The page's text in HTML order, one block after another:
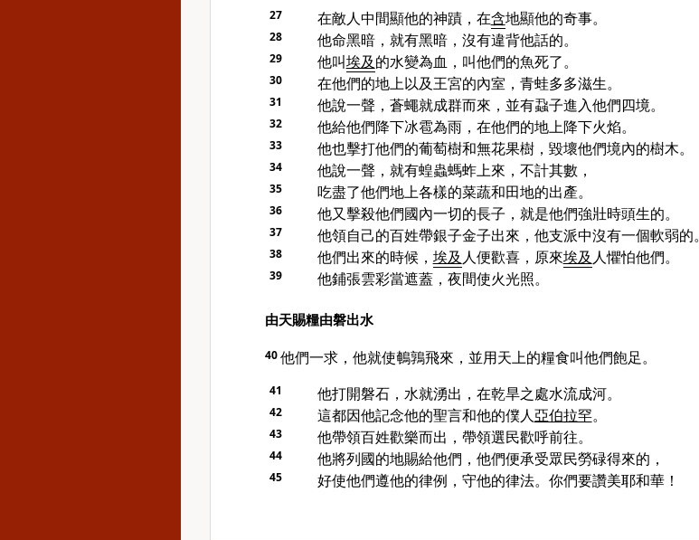
27 在敵人中間顯他的神蹟，在含地顯他的奇事。
28 他命黑暗，就有黑暗，沒有違背他話的。
29 他叫埃及的水變為血，叫他們的魚死了。
30 在他們的地上以及王宮的內室，青蛙多多滋生。
31 他說一聲，蒼蠅就成群而來，並有蝨子進入他們四境。
32 他給他們降下冰雹為雨，在他們的地上降下火焰。
33 他也擊打他們的葡萄樹和無花果樹，毀壞他們境內的樹木。
34 他說一聲，就有蝗蟲螞蚱上來，不計其數，
35 吃盡了他們地上各樣的菜蔬和田地的出產。
36 他又擊殺他們國內一切的長子，就是他們強壯時頭生的。
37 他領自己的百姓帶銀子金子出來，他支派中沒有一個軟弱的。
38 他們出來的時候， 埃及 人便歡喜，原來埃及 人懼怕他們。
39 他鋪張雲彩當遮蓋，夜間使火光照。
由天賜糧由磐出水
40他們一求，他就使鵪鶉飛來，並用天上的糧食叫他們飽足。
41 他打開磐石，水就湧出，在乾旱之處水流成河。
42 這都因他記念他的聖言和他的僕人亞伯拉罕。
43 他帶領百姓歡樂而出，帶領選民歡呼前往。
44 他將列國的地賜給他們，他們便承受眾民勞碌得來的，
45 好使他們遵他的律例，守他的律法。你們要讚美耶和華！